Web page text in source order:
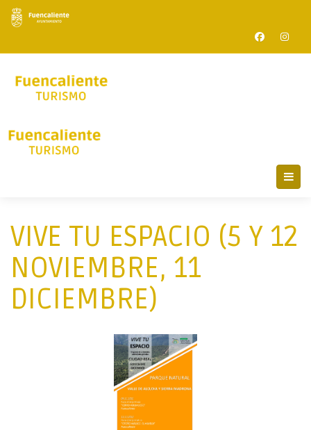
VIVE TU ESPACIO (5 Y 12
NOVIEMBRE, 11
DICIEMBRE)